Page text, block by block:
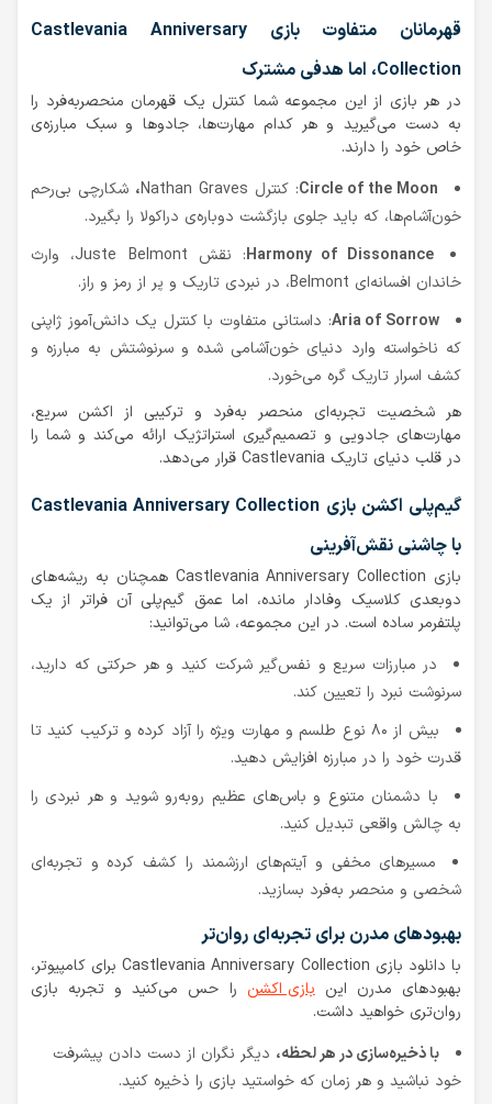
قهرمانان متفاوت بازی Castlevania Anniversary
Collection، اما هدفی مشترک
در هر بازی از این مجموعه شما کنترل یک قهرمان منحصربه‌فرد را
به دست می‌گیرید و هر کدام مهارت‌ها، جادوها و سبک مبارزه‌ی
خاص خود را دارند.
Circle of the Moon: کنترل Nathan Graves ، شکارچی بی‌رحم
خون‌آشام‌ها، که باید جلوی بازگشت دوباره‌ی دراکولا را بگیرد.
Harmony of Dissonance
: نقش Juste Belmont، وارث
خاندان افسانه‌ای Belmont، در نبردی تاریک و پر از رمز و راز.
Aria of Sorrow: داستانی متفاوت با کنترل یک دانش‌آموز ژاپنی
که ناخواسته وارد دنیای خون‌آشامی شده و سرنوشتش به مبارزه و
کشف اسرار تاریک گره می‌خورد.
هر شخصیت تجربه‌ای منحصر به‌فرد و ترکیبی از اکشن سریع،
مهارت‌های جادویی و تصمیم‌گیری استراتژیک ارائه می‌کند و شما را
در قلب دنیای تاریک Castlevania قرار می‌دهد.
گیم‌پلی اکشن بازی Castlevania Anniversary Collection
با چاشنی نقش‌آفرینی
بازی Castlevania Anniversary Collection همچنان به ریشه‌های
دوبعدی کلاسیک وفادار مانده، اما عمق گیم‌پلی آن فراتر از یک
پلتفرمر ساده است. در این مجموعه، شا می‌توانید:
در مبارزات سریع و نفس‌گیر شرکت کنید و هر حرکتی که دارید،
سرنوشت نبرد را تعیین کند.
بیش از ۸۰ نوع طلسم و مهارت ویژه را آزاد کرده و ترکیب کنید تا
قدرت خود را در مبارزه افزایش دهید.
با دشمنان متنوع و باس‌های عظیم روبه‌رو شوید و هر نبردی را
به چالش واقعی تبدیل کنید.
مسیرهای مخفی و آیتم‌های ارزشمند را کشف کرده و تجربه‌ای
شخصی و منحصر به‌فرد بسازید.
بهبودهای مدرن برای تجربه‌ای روان‌تر
با دانلود بازی Castlevania Anniversary Collection برای کامپیوتر،
بهبودهای مدرن اینبازی اکشن را حس می‌کنید و تجربه بازی
روان‌تری خواهید داشت.
با ذخیره‌سازی در هر لحظه، دیگر نگران از دست دادن پیشرفت
خود نباشید و هر زمان که خواستید بازی را ذخیره کنید.